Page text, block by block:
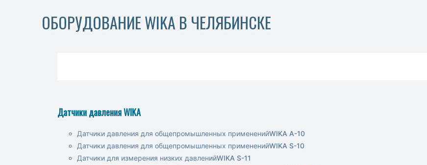
ОБОРУДОВАНИЕ WIKA В ЧЕЛЯБИНСКЕ
Датчики давления WIKA
Датчики давления для общепромышленных примененийWIKA A-10
Датчики давления для общепромышленных примененийWIKA S-10
Датчики для измерения низких давленийWIKA S-11